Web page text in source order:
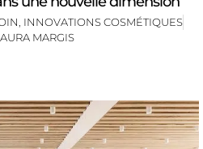
INNOVATIONS COSMÉTIQUES
MARGIS